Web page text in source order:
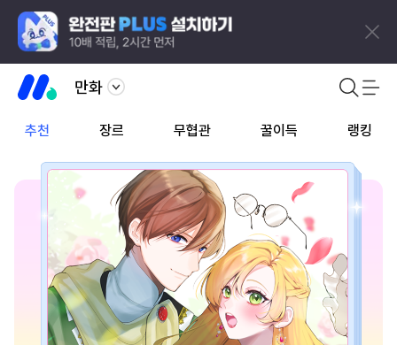
만화
추천 장르 무협관 꿀이득 랭킹